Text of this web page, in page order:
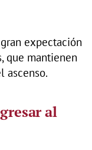
expectación
que mantienen
ascenso.
al